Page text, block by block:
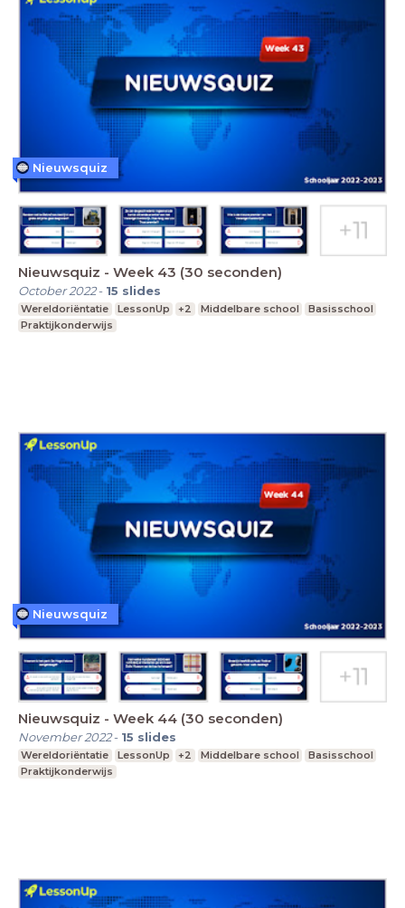
Nieuwsquiz - Week 43 (30 seconden)
October 2022- 15 slides
Wereldoriëntatie LessonUp +2 Middelbare school
Basisschool
Praktijkonderwijs
Nieuwsquiz
Nieuwsquiz - Week 44 (30 seconden)
November 2022- 15 slides
Wereldoriëntatie LessonUp +2 Middelbare school
Basisschool
Praktijkonderwijs
Nieuwsquiz